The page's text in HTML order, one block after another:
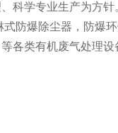
科学专业生产为方针
防爆除尘器，防爆
各类有机废气处理设
伍，并培养一批高